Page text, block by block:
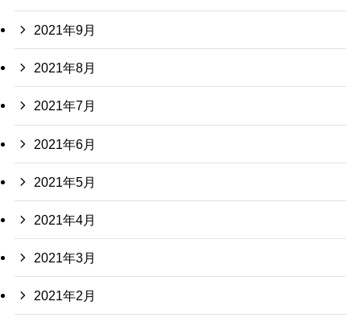
2021年9月
2021年8月
2021年7月
2021年6月
2021年5月
2021年4月
2021年3月
2021年2月